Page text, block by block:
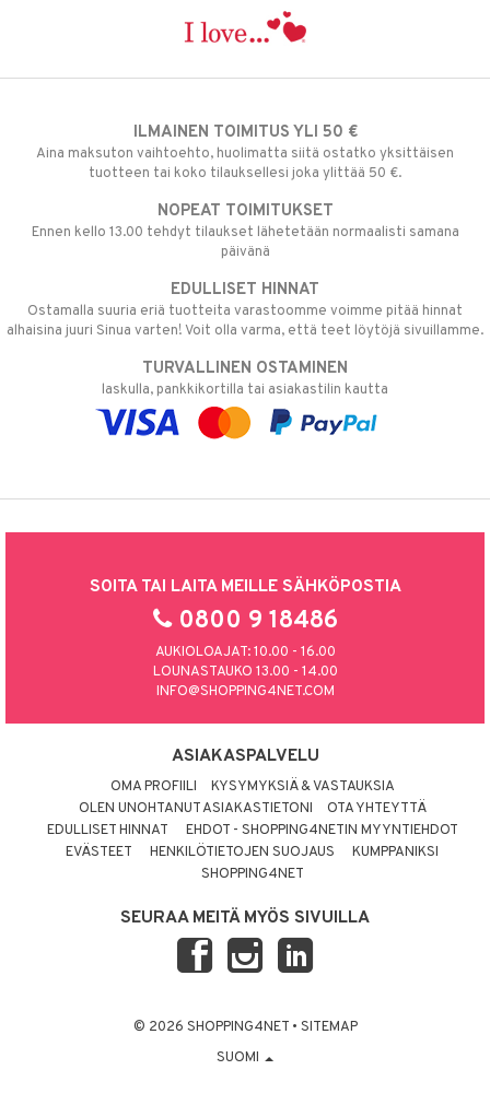
ILMAINEN TOIMITUS YLI 50 €
Aina maksuton vaihtoehto, huolimatta siitä ostatko yksittäisen
tuotteen tai koko tilauksellesi joka ylittää 50 €.
NOPEAT TOIMITUKSET
Ennen kello 13.00 tehdyt tilaukset lähetetään normaalisti samana
päivänä
EDULLISET HINNAT
Ostamalla suuria eriä tuotteita varastoomme voimme pitää hinnat
alhaisina juuri Sinua varten! Voit olla varma, että teet löytöjä sivuillamme.
TURVALLINEN OSTAMINEN
laskulla, pankkikortilla tai asiakastilin kautta
SOITA TAI LAITA MEILLE SÄHKÖPOSTIA
0800 9 18486
AUKIOLOAJAT: 10.00 - 16.00
LOUNASTAUKO 13.00 - 14.00
INFO@SHOPPING4NET.COM
ASIAKASPALVELU
OMA PROFIILI
KYSYMYKSIÄ & VASTAUKSIA
OLEN UNOHTANUT ASIAKASTIETONI
OTA YHTEYTTÄ
EDULLISET HINNAT
EHDOT - SHOPPING4NETIN MYYNTIEHDOT
EVÄSTEET
HENKILÖTIETOJEN SUOJAUS
KUMPPANIKSI
SHOPPING4NET
SEURAA MEITÄ MYÖS SIVUILLA
© 2026 SHOPPING4NET • SITEMAP
SUOMI